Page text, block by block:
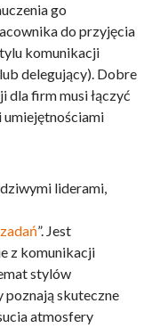
go
do przyjęcia
komunikacji
delegujący). Dobre
dla firmmusi łączyć
umiejętnościami
liderami,
”. Jest
z komunikacji
stylów
poznają skuteczne
atmosfery